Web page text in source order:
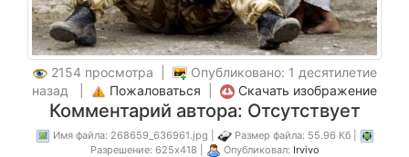
2154 просмотра |
Опубликовано: 1 десятилетие
назад |
Пожаловаться Скачать изображение
Комментарий автора: Отсутствует
Имя файла: 268659_636961.jpg |
Размер файла: 55.96 Кб |
Разрешение: 625x418 |
Опубликовал: Irvivo